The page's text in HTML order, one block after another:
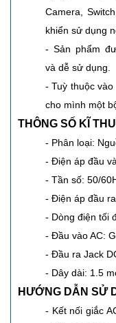
Camera,
khiển sử dụng
- Sản phẩm
và dễ sử dụng.
- Tuỳ thuộc
cho mình một
THÔNG SỐ KĨ
- Phân loại:
- Điện áp đầu
- Tần số: 50/
- Điện áp đầu
- Dòng điện tối
- Đầu vào AC:
- Đầu ra Jack
- Dây dài: 1.5
HƯỚNG DẪN SỬ
- Kết nối giắc